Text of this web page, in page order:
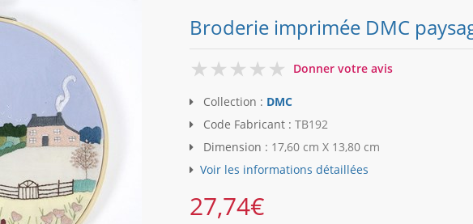
Broderie imprimée DMC
0
Donner votre avis
Collection : DMC
Code Fabricant : TB192
Dimension : 17,60 cm X 13,80 cm
Voir les informations détaillées
27,74€